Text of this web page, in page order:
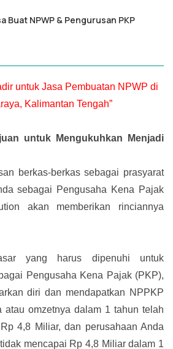
Buat NPWP & Pengurusan PKP
untuk Jasa Pembuatan NPWP di
Kalimantan Tengah”
untuk Mengukuhkan Menjadi
berkas-berkas sebagai prasyarat
sebagai Pengusaha Kena Pajak
akan memberikan rinciannya
yang harus dipenuhi untuk
Pengusaha Kena Pajak (PKP),
diri dan mendapatkan NPPKP
atau omzetnya dalam 1 tahun telah
4,8 Miliar, dan perusahaan Anda
mencapai Rp 4,8 Miliar dalam 1